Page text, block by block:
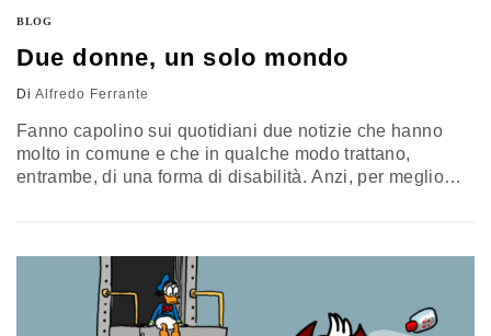
BLOG
Due donne, un solo mondo
Di Alfredo Ferrante
Fanno capolino sui quotidiani due notizie che hanno
molto in comune e che in qualche modo trattano,
entrambe, di una forma di disabilità. Anzi, per meglio
Down, candidata alle elezioni municipali che si terranno
a marzo ad Arras,…